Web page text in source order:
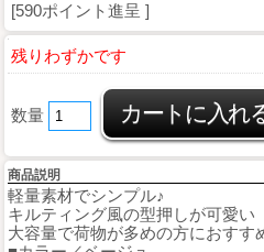
[590ポイント進呈 ]
残りわずかです
数量
商品説明
軽量素材でシンプル♪
キルティング風の型押しが可愛い
大容量で荷物が多めの方におすす